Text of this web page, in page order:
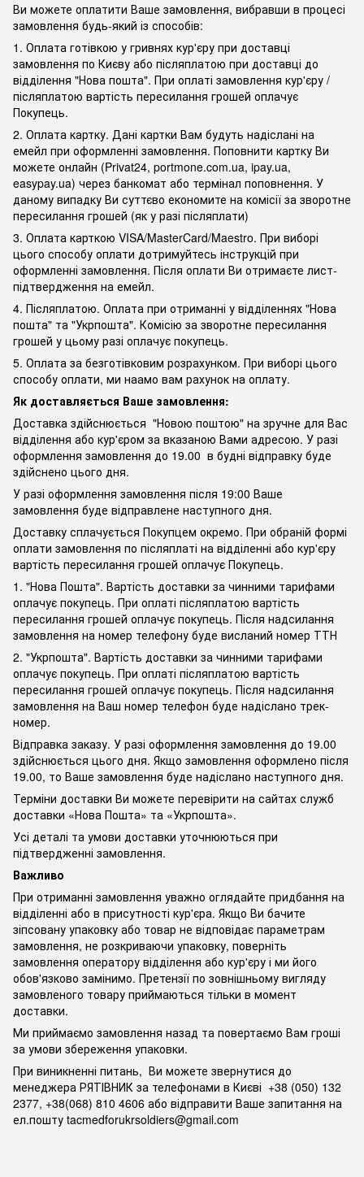
Ви можете оплатити Ваше замовлення, вибравши в процесі
замовлення будь-який із способів:
1. Оплата готівкою у гривнях кур'єру при доставці
замовлення по Києву або післяплатою при доставці до
відділення "Нова пошта". При оплаті замовлення кур'єру /
післяплатою вартість пересилання грошей оплачує
Покупець.
2. Оплата картку. Дані картки Вам будуть надіслані на
емейл при оформленні замовлення. Поповнити картку Ви
можете онлайн (Privat24, portmone.com.ua, ipay.ua,
easypay.ua) через банкомат або термінал поповнення. У
даному випадку Ви суттєво економите на комісії за зворотне
пересилання грошей (як у разі післяплати)
3. Оплата карткою VISA/MasterCard/Maestro. При виборі
цього способу оплати дотримуйтесь інструкцій при
оформленні замовлення. Після оплати Ви отримаєте лист-
підтвердження на емейл.
4. Післяплатою. Оплата при отриманні у відділеннях "Нова
пошта" та "Укрпошта". Комісію за зворотне пересилання
грошей у цьому разі оплачує покупець.
5. Оплата за безготівковим розрахунком. При виборі цього
способу оплати, ми наамо вам рахунок на оплату.
Як доставляється Ваше замовлення:
Доставка здійснюється "Новою поштою" на зручне для Вас
відділення або кур'єром за вказаною Вами адресою. У разі
оформлення замовлення до 19.00 в будні відправку буде
здійснено цього дня.
У разі оформлення замовлення після 19:00 Ваше
замовлення буде відправлене наступного дня.
Доставку сплачується Покупцем окремо. При обраній формі
оплати замовлення по післяплаті на відділенні або кур'єру
вартість пересилання грошей оплачує Покупець.
1. "Нова Пошта". Вартість доставки за чинними тарифами
оплачує покупець. При оплаті післяплатою вартість
пересилання грошей оплачує покупець. Після надсилання
замовлення на номер телефону буде висланий номер ТТН
2. "Укрпошта". Вартість доставки за чинними тарифами
оплачує покупець. При оплаті післяплатою вартість
пересилання грошей оплачує покупець. Після надсилання
замовлення на Ваш номер телефон буде надіслано трек-
номер.
Відправка заказу. У разі оформлення замовлення до 19.00
здійснюється цього дня. Якщо замовлення оформлено після
19.00, то Ваше замовлення буде надіслано наступного дня.
Терміни доставки Ви можете перевірити на сайтах служб
доставки «Нова Пошта» та «Укрпошта».
Усі деталі та умови доставки уточнюються при
підтвердженні замовлення.
Важливо
При отриманні замовлення уважно оглядайте придбання на
відділенні або в присутності кур'єра. Якщо Ви бачите
зіпсовану упаковку або товар не відповідає параметрам
замовлення, не розкриваючи упаковку, поверніть
замовлення оператору відділення або кур'єру і ми його
обов'язково замінимо. Претензії по зовнішньому вигляду
замовленого товару приймаються тільки в момент
доставки.
Ми приймаємо замовлення назад та повертаємо Вам гроші
за умови збереження упаковки.
При виникненні питань, Ви можете звернутися до
менеджера РЯТІВНИК за телефонами в Києві +38 (050) 132
2377, +38(068) 810 4606 або відправити Ваше запитання на
ел.пошту tacmedforukrsoldiers@gmail.com